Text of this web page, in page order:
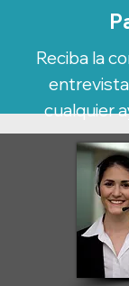
Reciba la
cualquier